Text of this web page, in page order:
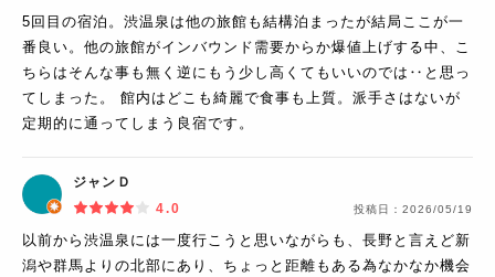
5回目の宿泊。渋温泉は他の旅館も結構泊まったが結局ここが一
番良い。他の旅館がインバウンド需要からか爆値上げする中、こ
ちらはそんな事も無く逆にもう少し高くてもいいのでは‥と思っ
てしまった。 館内はどこも綺麗で食事も上質。派手さはないが
定期的に通ってしまう良宿です。
ジャンＤ
4.0
投稿日： 2026/05/19
以前から渋温泉には一度行こうと思いながらも、長野と言えど新
潟や群馬よりの北部にあり、ちょっと距離もある為なかなか機会